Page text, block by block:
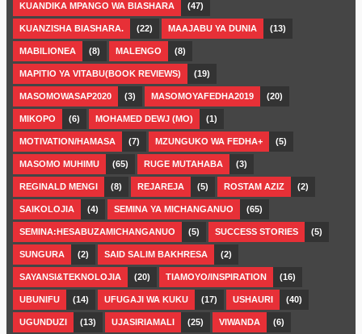
KUANDIKA MPANGO WA BIASHARA (47)
KUANZISHA BIASHARA. (22) MAAJABU YA DUNIA (13)
MABILIONEA (8) MALENGO (8)
MAPITIO YA VITABU(BOOK REVIEWS) (19)
MASOMOWASAP2020 (3) MASOMOYAFEDHA2019 (20)
MIKOPO (6) MOHAMED DEWJ (MO) (1)
MOTIVATION/HAMASA (7) MZUNGUKO WA FEDHA+ (5)
MASOMO MUHIMU (65) RUGE MUTAHABA (3)
REGINALD MENGI (8) REJAREJA (5) ROSTAM AZIZ (2)
SAIKOLOJIA (4) SEMINA YA MICHANGANUO (65)
SEMINA:HESABUZAMICHANGANUO (5) SUCCESS STORIES (5)
SUNGURA (2) SAID SALIM BAKHRESA (2)
SAYANSI&TEKNOLOJIA (20) TIAMOYO/INSPIRATION (16)
UBUNIFU (14) UFUGAJI WA KUKU (17) USHAURI (40)
UGUNDUZI (13) UJASIRIAMALI (25) VIWANDA (6)